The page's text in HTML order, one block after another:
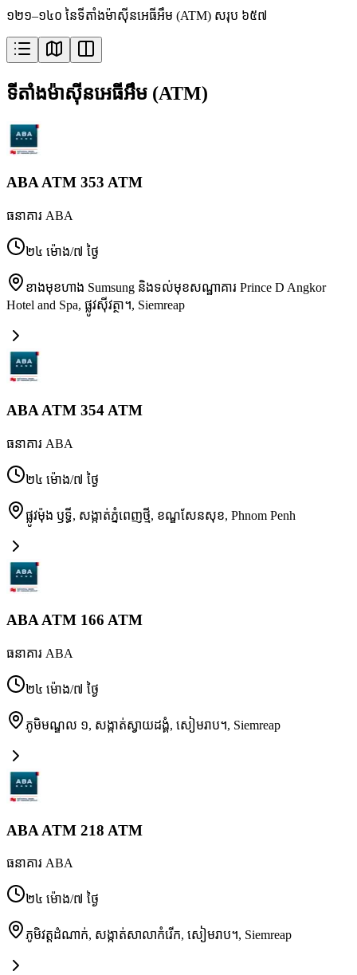
១២១–១៤០ នៃទីតាំងម៉ាស៊ីនអេធីអឹម (ATM) សរុប ៦៥៧
ទីតាំងម៉ាស៊ីនអេធីអឹម (ATM)
ABA ATM 353 ATM
ធនាគារ ABA
២៤ ម៉ោង/៧ ថ្ងៃ
ខាងមុខហាង Sumsung និងទល់មុខសណ្ឋាគារ Prince D Angkor
Hotel and Spa, ផ្លូវស៊ីវត្ថា។, Siemreap
ABA ATM 354 ATM
ធនាគារ ABA
២៤ ម៉ោង/៧ ថ្ងៃ
ផ្លូវម៉ុង ឫទ្ធី, សង្កាត់ភ្នំពេញថ្មី, ខណ្ឌសែនសុខ, Phnom Penh
ABA ATM 166 ATM
ធនាគារ ABA
២៤ ម៉ោង/៧ ថ្ងៃ
ភូមិមណ្ឌល ១, សង្កាត់ស្វាយដង្គំ, សៀមរាប។, Siemreap
ABA ATM 218 ATM
ធនាគារ ABA
២៤ ម៉ោង/៧ ថ្ងៃ
ភូមិវត្តដំណាក់, សង្កាត់សាលាកំរើក, សៀមរាប។, Siemreap